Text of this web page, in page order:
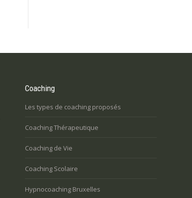
Coaching
Les types de coaching proposés
Coaching Thérapeutique
Coaching de Vie
Coaching Scolaire
Hypnocoaching Bruxelles